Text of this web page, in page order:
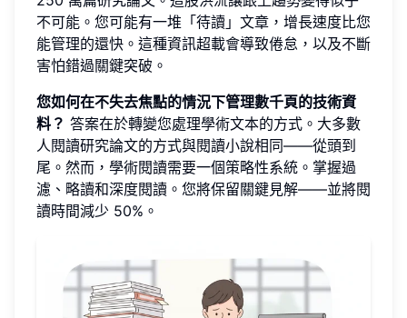
不可能。您可能有一堆「待讀」文章，增長速度比您
能管理的還快。這種資訊超載會導致倦怠，以及不斷
害怕錯過關鍵突破。
您如何在不失去焦點的情況下管理數千頁的技術資
料？ 答案在於轉變您處理學術文本的方式。大多數
人閱讀研究論文的方式與閱讀小說相同——從頭到
尾。然而，學術閱讀需要一個策略性系統。掌握過
濾、略讀和深度閱讀。您將保留關鍵見解——並將閱
讀時間減少 50%。